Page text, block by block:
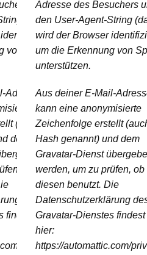
und
(damit
von Spam zu
Adresse
(auch
dem
ob du
des
findest du
privacy/.
Adresse des Besuchers
den User-Agent-String
wird der Browser
um die Erkennung von
unterstützen.
Aus deiner E-Mail-
kann eine anonymisierte
Zeichenfolge erstellt
Hash genannt) und dem
Gravatar-Dienst
werden, um zu prüfen, ob
diesen benutzt. Die
Datenschutzerklärung
Gravatar-Dienstes findest
hier:
https://automattic.com/